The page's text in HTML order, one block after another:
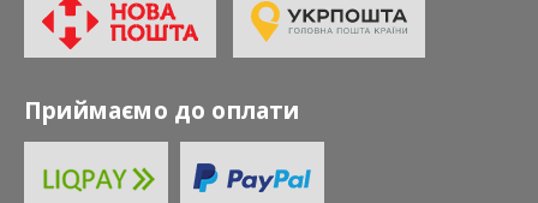
Приймаємо до оплати